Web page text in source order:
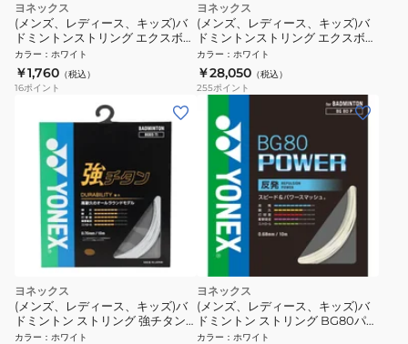
ヨネックス
(メンズ、レディース、キッズ)バ
ドミントンストリング エクスボル
ト68 BGXB68-011
カラー ： ホワイト
￥1,760 （税込）
16ポイント
ヨネックス
(メンズ、レディース、キッズ)バ
ドミントンストリング エクスボル
ト65 200M BGXB65-2-011
カラー ： ホワイト
￥28,050 （税込）
255ポイント
ヨネックス
(メンズ、レディース、キッズ)バ
ドミントン ストリング 強チタン
BG65TI-011
カラー ： ホワイト
ヨネックス
(メンズ、レディース、キッズ)バ
ドミントン ストリング BG80パワ
ー BG80P-011
カラー ： ホワイト